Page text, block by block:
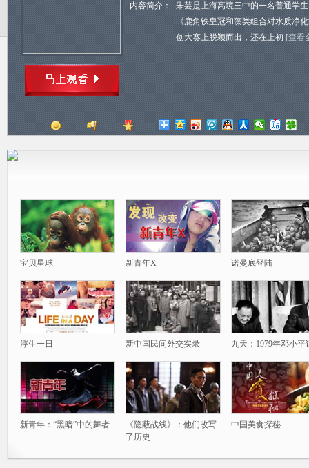
内容简介：
朱芸是上海高境三中的一名普通学
《鹿角铁皇冠和藻类组合对水质净
创大赛上脱颖而出，还在上初 [查看
宝贝星球 新青年X 诺曼底登陆
浮生一日 新中国民间外交实录 九天：1979年邓小平
新青年：“黑暗”中的舞者
《隐蔽战线》：他们改写
了历史
中国美食探秘